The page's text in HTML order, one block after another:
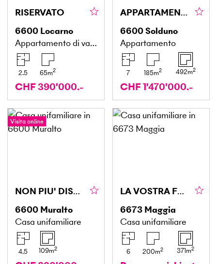
RISERVATO
6600 Locarno
Appartamento di vacanze
2.5 65m2
CHF 390'000.-
APPARTAMENTO LUMINOSO CON DEPENDANCE E VISTA
6600Solduno
Appartamento
7 185m2 492m2
CHF 1'470'000.-
Visita online
NON PIU' DISPONIBILE
6600 Muralto
Casa unifamiliare
4.5 109m2
LA VOSTRA FUTURA OASI
6673 Maggia
Casa unifamiliare
6 200m2 371m2